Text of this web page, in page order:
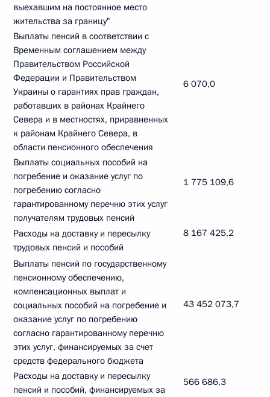
выехавшим на постоянное место
жительства за границу"
Выплаты пенсий в соответствии с
Временным соглашением между
Правительством Российской
Федерации и Правительством
Украины о гарантиях прав граждан,
работавших в районах Крайнего
Севера и в местностях, приравненных
к районам Крайнего Севера, в
области пенсионного обеспечения
6 070,0
Выплаты социальных пособий на
погребение и оказание услуг по
погребению согласно
гарантированному перечню этих услуг
получателям трудовых пенсий
1 775 109,6
Расходы на доставку и пересылку
трудовых пенсий и пособий
8 167 425,2
Выплаты пенсий по государственному
пенсионному обеспечению,
компенсационных выплат и
социальных пособий на погребение и
оказание услуг по погребению
согласно гарантированному перечню
этих услуг, финансируемых за счет
средств федерального бюджета
43 452 073,7
Расходы на доставку и пересылку
пенсий и пособий, финансируемых за
566 686,3